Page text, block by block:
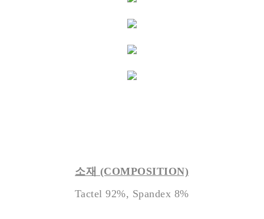
소재 (COMPOSITION)
Tactel 92%, Spandex 8%